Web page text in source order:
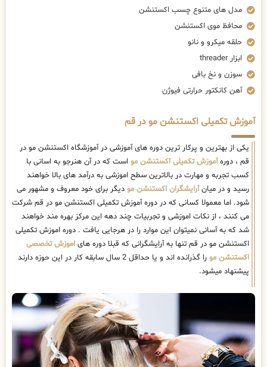
مدل های متنوع چسب اکستنشن
محافظ موی اکستنشن
حلقه میکرو و نانو
ابزار threader
سوزن و نخ بافی
آهن کانکتور حرارتی فیوژن
آموزش تکمیلی اکستنشن مو در قم
یکی از بهترین و پرکار ترین دوره های آموزشی در آموزشگاه اکستنشن مو در
قم ، دورهآموزش تکمیلی اکستنشن مو است که در آن هنرجو به اسانی با
کسب تجربه و مهارت در بالاترین سطح اموزشی به درآمد های بالا خواهند
رسید و در میانآرایشگران اکستنشن مو دیگر برای خود معروف و مشهور می
شود. اما معمولا کسانی که در دوره آموزش تکمیلی اکستنشن مو در قم شرکت
می کنند ، از نکات اموزشی و تجربیات چند دهه این مرکز بهره مند خواهند
شد که به آسانی نمیتوان این موارد را در هرجایی یافت . دوره اموزش تکمیلی
اکستنشن مو در قم تنها به آرایشگرانی که قبلا دوره های اموزش تخصصی
اکستنشن مو
را گذرانده اند و یا حداقل 2 سال سابقه کار در این حوزه دارند
پیشنهاد میشود.